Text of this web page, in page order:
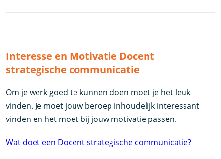
Interesse en Motivatie Docent
strategische communicatie
Om je werk goed te kunnen doen moet je het leuk
vinden. Je moet jouw beroep inhoudelijk interessant
vinden en het moet bij jouw motivatie passen.
Wat doet een Docent strategische communicatie?